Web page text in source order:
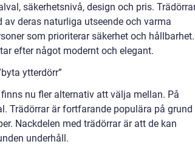
säkerhetsnivå, design och pris.
deras naturliga utseende och varma
som prioriterar säkerhet och hållbarhet.
efter något modernt och elegant.
ytterdörr”
nu fler alternativ att välja mellan. På
Trädörrar är fortfarande populära på grund
Nackdelen med trädörrar är att de kan
underhåll.